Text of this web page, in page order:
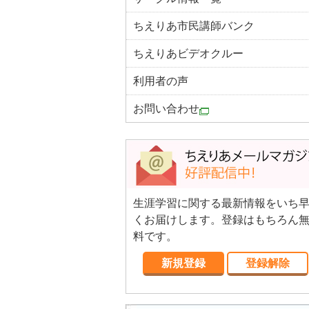
ちえりあ市民講師バンク
ちえりあビデオクルー
利用者の声
お問い合わせ
生涯学習に関する最新情報をいち早
くお届けします。登録はもちろん無
料です。
新規登録 登録解除